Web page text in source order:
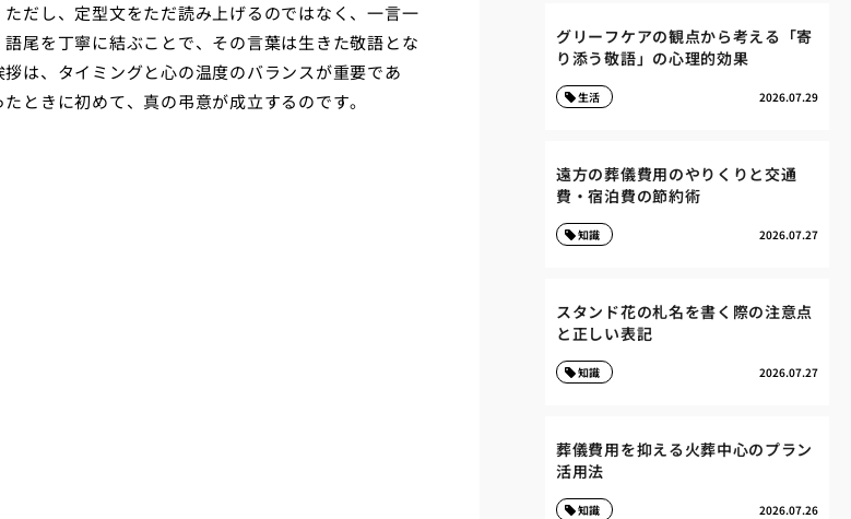
だし、定型文をただ読み上げるのではなく、一言一
尾を丁寧に結ぶことで、その言葉は生きた敬語とな
は、タイミングと心の温度のバランスが重要であ
ときに初めて、真の弔意が成立するのです。
グリーフケアの観点から考える「寄
り添う敬語」の心理的効果
2026.07.29
生活
遠方の葬儀費用のやりくりと交通
費・宿泊費の節約術
2026.07.27
知識
スタンド花の札名を書く際の注意点
と正しい表記
2026.07.27
知識
葬儀費用を抑える火葬中心のプラン
活用法
2026.07.26
知識